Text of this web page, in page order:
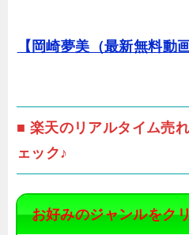
【岡崎夢美（最新無料動
■ 楽天のリアルタイム売
ェック♪
お好みのジャンルをク